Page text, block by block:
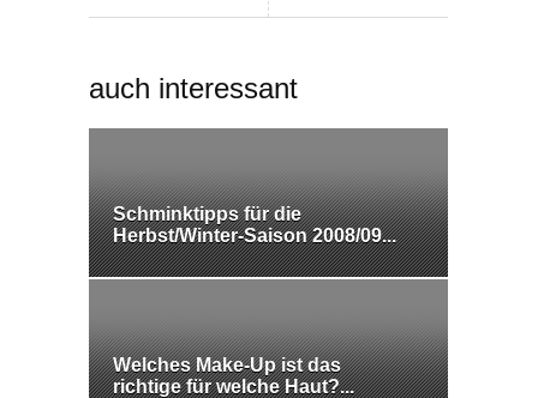
auch interessant
Schminktipps für die
Herbst/Winter-Saison 2008/09...
Welches Make-Up ist das
richtige für welche Haut?...